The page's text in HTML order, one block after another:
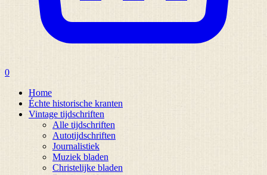
0
Home
Échte historische kranten
Vintage tijdschriften
Alle tijdschriften
Autotijdschriften
Journalistiek
Muziek bladen
Christelijke bladen